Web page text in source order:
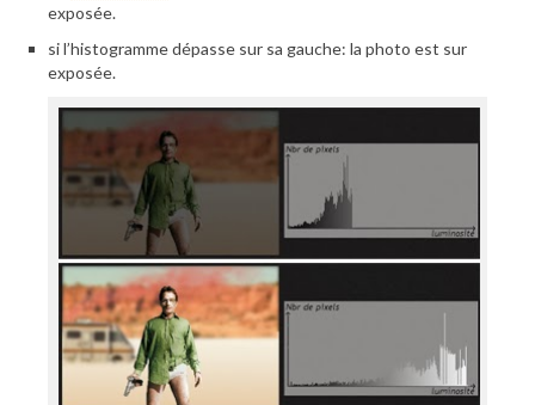
exposée.
si l’histogramme dépasse sur sa gauche: la photo est sur
exposée.